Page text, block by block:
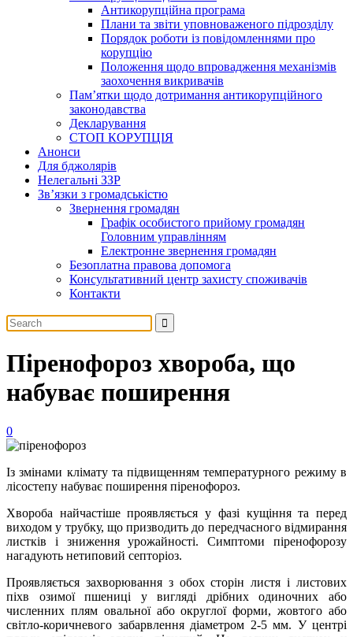
Антикорупційна програма
Плани та звіти уповноваженого підрозділу
Порядок роботи із повідомленнями про
корупцію
Положення щодо впровадження механізмів
заохочення викривачів
Пам’ятки щодо дотримання антикорупційного
законодавства
Декларування
СТОП КОРУПЦІЯ
Анонси
Для бджолярів
Нелегальні ЗЗР
Зв’язки з громадськістю
Звернення громадян
Графік особистого прийому громадян
Головним управлінням
Електронне звернення громадян
Безоплатна правова допомога
Консультативний центр захисту споживачів
Контакти
Піренофороз хвороба, що
набуває поширення
0
Із змінами клімату та підвищенням температурного режиму в
лісостепу набуває поширення піренофороз.
Хвороба найчастіше проявляється у фазі кущіння та перед
виходом у трубку, що призводить до передчасного відмирання
листків і зниження урожайності. Симптоми піренофорозу
нагадують нетиповий септоріоз.
Проявляється захворювання з обох сторін листя і листових
піхв озимої пшениці у вигляді дрібних одиночних або
численних плям овальної або округлої форми, жовтого або
світло-коричневого забарвлення діаметром 2-5 мм. У центрі